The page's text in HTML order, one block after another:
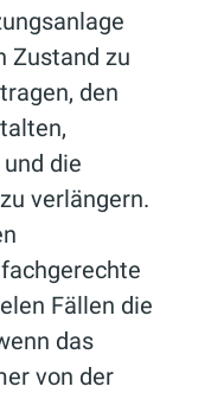
Zustand zu
den
die
verlängern.
Fällen die
das
von der